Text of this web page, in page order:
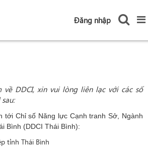
Đăng nhập
DDCI, xin vui lòng liên lạc với các số
tới Chỉ số Năng lực Cạnh tranh Sở, Ngành
Bình (DDCI Thái Bình):
tỉnh Thái Bình